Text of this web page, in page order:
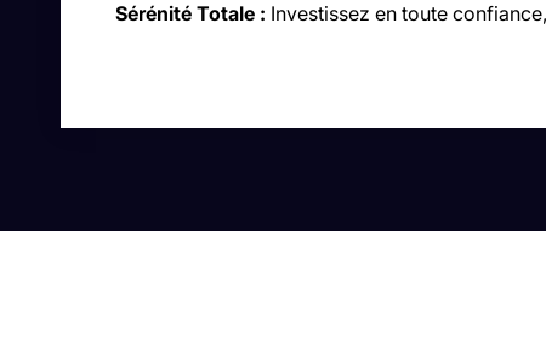
Sérénité Totale : Investissez en toute